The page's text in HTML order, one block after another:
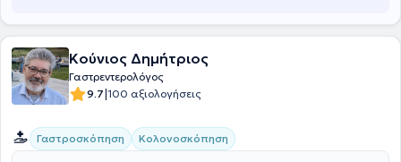
Κούνιος Δημήτριος
Γαστρεντερολόγος
9.7|100 αξιολογήσεις
Γαστροσκόπηση Κολονοσκόπηση